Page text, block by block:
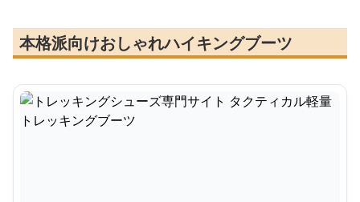
本格派向けおしゃれハイキングブーツ